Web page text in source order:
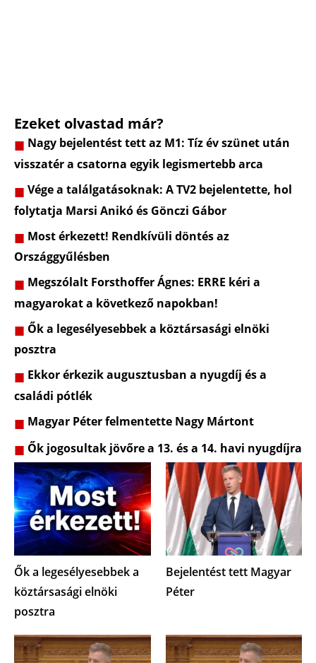
Ezeket olvastad már?
Nagy bejelentést tett az M1: Tíz év szünet után
visszatér a csatorna egyik legismertebb arca
Vége a találgatásoknak: A TV2 bejelentette, hol
folytatja Marsi Anikó és Gönczi Gábor
Most érkezett! Rendkívüli döntés az
Országgyűlésben
Megszólalt Forsthoffer Ágnes: ERRE kéri a
magyarokat a következő napokban!
Ők a legesélyesebbek a köztársasági elnöki
posztra
Ekkor érkezik augusztusban a nyugdíj és a
családi pótlék
Magyar Péter felmentette Nagy Mártont
Ők jogosultak jövőre a 13. és a 14. havi nyugdíjra
Ők a legesélyesebbek a
köztársasági elnöki
posztra
Bejelentést tett Magyar
Péter